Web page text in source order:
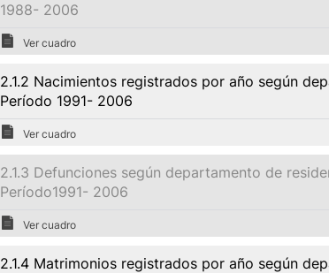
1988- 2006
Ver cuadro
2.1.2 Nacimientos registrados por año según
Período 1991- 2006
Ver cuadro
2.1.3 Defunciones según departamento de
Período1991- 2006
Ver cuadro
2.1.4 Matrimonios registrados por año según